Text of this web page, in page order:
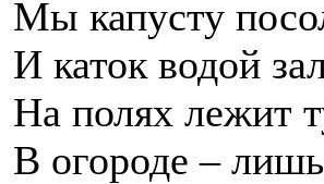
Мы капусту
И каток водой
На полях лежит
В огороде –